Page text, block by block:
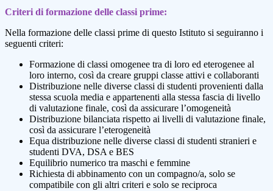
Criteri di formazione delle classi prime:
Nella formazione delle classi prime di questo Istituto si seguiranno i
seguenti criteri:
Formazione di classi omogenee tra di loro ed eterogenee al
loro interno, così da creare gruppi classe attivi e collaboranti
Distribuzione nelle diverse classi di studenti provenienti dalla
stessa scuola media e appartenenti alla stessa fascia di livello
di valutazione finale, così da assicurare l’omogeneità
Distribuzione bilanciata rispetto ai livelli di valutazione finale,
così da assicurare l’eterogeneità
Equa distribuzione nelle diverse classi di studenti stranieri e
studenti DVA, DSA e BES
Equilibrio numerico tra maschi e femmine
Richiesta di abbinamento con un compagno/a, solo se
compatibile con gli altri criteri e solo se reciproca